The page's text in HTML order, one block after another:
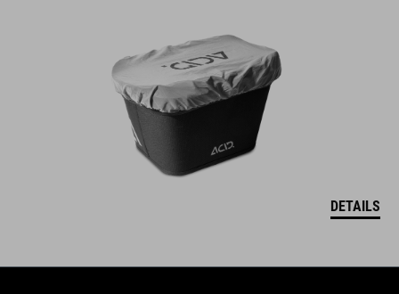
DETAILS